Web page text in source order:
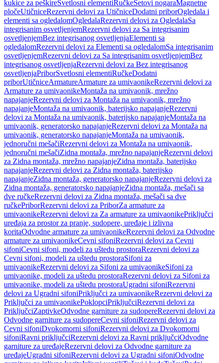
kukice za peškireSvetlosni elementiRučkeSetovi nogaraMagnetne
pločeUtičniceRezervni delovi za UtičniceDodatni priborOgledala i
elementi sa ogledalomOgledalaRezervni delovi za OgledalaSa
integrisanim osvetljenjemRezervni delovi za Sa integrisanim
osvetljenjemBez integrisanog osvetljenjaElementi sa
ogledalomRezervni delovi za Elementi sa ogledalomSa integrisanim
osvetljenjemRezervni delovi za Sa integrisanim osvetljenjemBez
integrisanog osvetljenjaRezervni delovi za Bez integrisanog
osvetljenjaPriborSvetlosni elementiRučkeDodatni
priborUtičniceArmatureArmature za umivaonikeRezervni delovi za
Armature za umivaonikeMontaža na umivaonik, mrežno
napajanjeRezervni delovi za Montaža na umivaonik, mrežno
napajanjeMontaža na umivaonik, baterijsko napajanjeRezervni
delovi za Montaža na umivaonik, baterijsko napajanjeMontaža na
umivaonik, generatorsko napajanjeRezervni delovi za Montaža na
umivaonik, generatorsko napajanjeMontaža na umivaonik,
jednoručni mešačiRezervni delovi za Montaža na umivaonik,
jednoručni mešačiZidna montaža, mrežno napajanjeRezervni delovi
za Zidna montaža, mrežno napajanjeZidna montaža, baterijsko
napajanjeRezervni delovi za Zidna montaža, baterijsko
napajanjeZidna montaža, generatorsko napajanjeRezervni delovi za
Zidna montaža, generatorsko napajanjeZidna montaža, mešači sa
dve ručkeRezervni delovi za Zidna montaža, mešači sa dve
ručkePriborRezervni delovi za PriborZa armature za
umivaonikeRezervni delovi za Za armature za umivaonikePriključci
uređaja za prostor za pranje, sudopere, uređaje i izlivna
koritaOdvodne armature za umivaonikeRezervni delovi za Odvodne
armature za umivaonikeCevni sifoniRezervni delovi za Cevni
sifoniCevni sifoni, modeli za uštedu prostoraRezervni delovi za
Cevni sifoni, modeli za uštedu prostoraSifoni za
umivaonikeRezervni delovi za Sifoni za umivaonikeSifoni za
umivaonike, modeli za uštedu prostoraRezervni delovi za Sifoni za
umivaonike, modeli za uštedu prostoraUgradni sifoniRezervni
delovi za Ugradni sifoniPriključci za umivaonikeRezervni delovi za
Priključci za umivaonikePoklopciPriključciRezervni delovi za
PriključciZaptivkeOdvodne garniture za sudopereRezervni delovi za
Odvodne garniture za sudopereCevni sifoniRezervni delovi za
Cevni sifoniDvokomorni sifoniRezervni delovi za Dvokomorni
sifoniRavni priključciRezervni delovi za Ravni priključciOdvodne
garniture za uređajeRezervni delovi za Odvodne garniture za
uređajeUgradni sifoniRezervni delovi za Ugradni sifoniOdvodne